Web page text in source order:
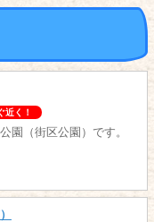
近く！
園（街区公園）です。